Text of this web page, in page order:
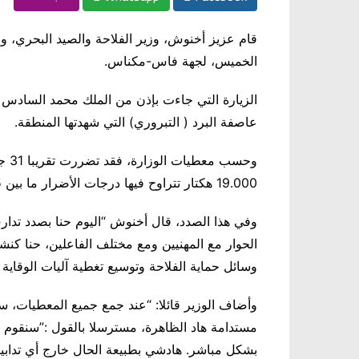
قام عزيز أخنوش، وزير الفلاحة والصيد البحري،
الخميس، لجهة فاس-مكناس.
الزيارة التي جاءت بإذن من الملك محمد
عاصفة البرد ( التبروري) التي شهدتها المنطقة.
19.000 هكتار تتراوح فيها درجات الأضرار ما بين 5% و80% واللي همت زراعات مختلفة
وفي هذا الصدد، قال أخنوش “اليوم حنا بصدد
الحوار مع المهنيين ومع مختلف الفاعلين، حنا
وسائل حماية الفلاحة وتوسيع تغطية آليات
وأضاف الوزير قائلا: “عند جمع جميع المعطيات،
مستدامة هاد الظاهرة، مسترسلا بالقول :”سنقوم
بشكل مباشر. هادشي بطبيعة الحال خارج أي